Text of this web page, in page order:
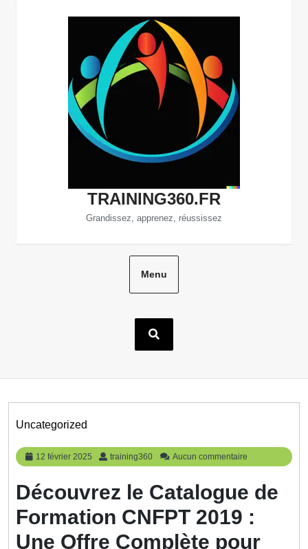
TRAINING360.FR
Grandissez, apprenez, réussissez
Menu
Uncategorized
12 février 2025
12
février
training360 training360
Aucun commentaire
Découvrez le Catalogue de
Formation CNFPT 2019 :
Une Offre Complète pour